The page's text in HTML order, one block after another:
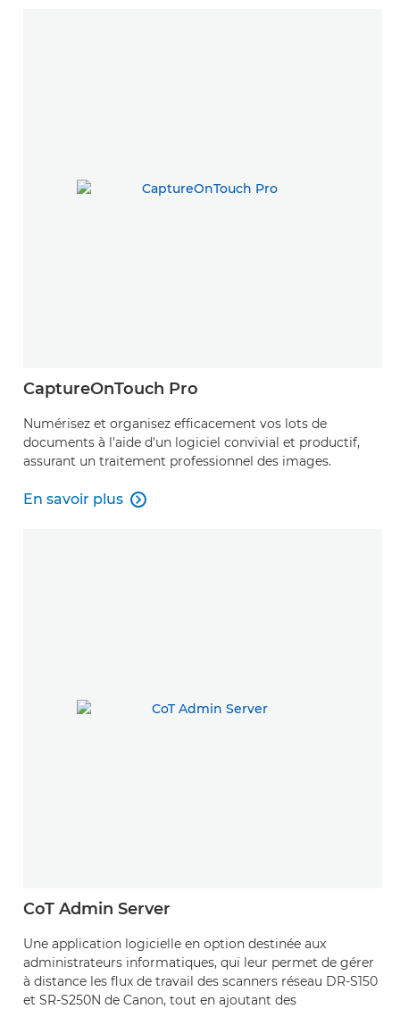
CaptureOnTouch Pro
Numérisez et organisez efficacement vos lots de
documents à l'aide d'un logiciel convivial et productif,
assurant un traitement professionnel des images.
En savoir plus
En savoir plus

CoT Admin Server
Une application logicielle en option destinée aux
administrateurs informatiques, qui leur permet de gérer
à distance les flux de travail des scanners réseau DR-S150
et SR-S250N de Canon, tout en ajoutant des